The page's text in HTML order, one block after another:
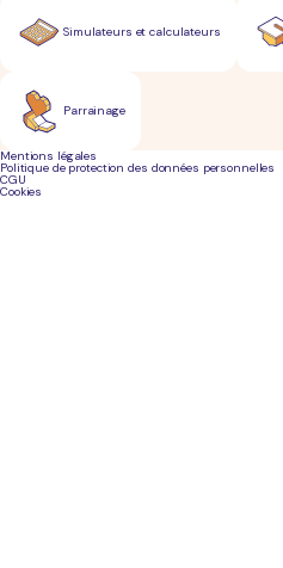
Simulateurs et calculateurs
Parrainage
Mentions légales
Politique de protection des données personnelles
CGU
Cookies